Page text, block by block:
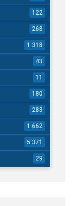
122
268
1.318
43
11
180
283
1.662
5.371
29